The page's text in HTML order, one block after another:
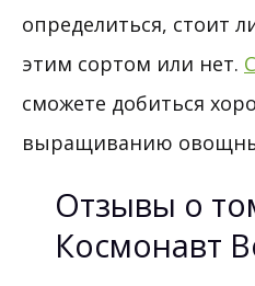
определиться, стоит
этим сортом или нет.
сможете добиться
выращиванию
Отзывы о
Космонавт